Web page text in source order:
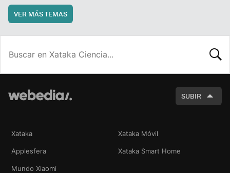
VER MÁS TEMAS
SUBIR
Xataka Xataka Móvil
Applesfera Xataka Smart Home
Mundo Xiaomi